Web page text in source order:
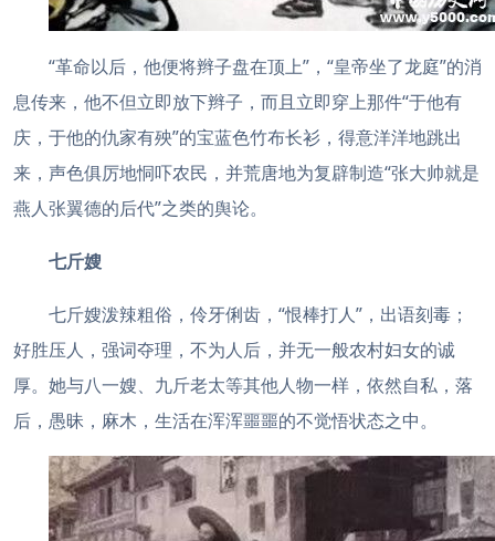
“革命以后，他便将辫子盘在顶上”，“皇帝坐了龙庭”的消
息传来，他不但立即放下辫子，而且立即穿上那件“于他有
庆，于他的仇家有殃”的宝蓝色竹布长衫，得意洋洋地跳出
来，声色俱厉地恫吓农民，并荒唐地为复辟制造“张大帅就是
燕人张翼德的后代”之类的舆论。
七斤嫂
七斤嫂泼辣粗俗，伶牙俐齿，“恨棒打人”，出语刻毒；
好胜压人，强词夺理，不为人后，并无一般农村妇女的诚
厚。她与八一嫂、九斤老太等其他人物一样，依然自私，落
后，愚昧，麻木，生活在浑浑噩噩的不觉悟状态之中。